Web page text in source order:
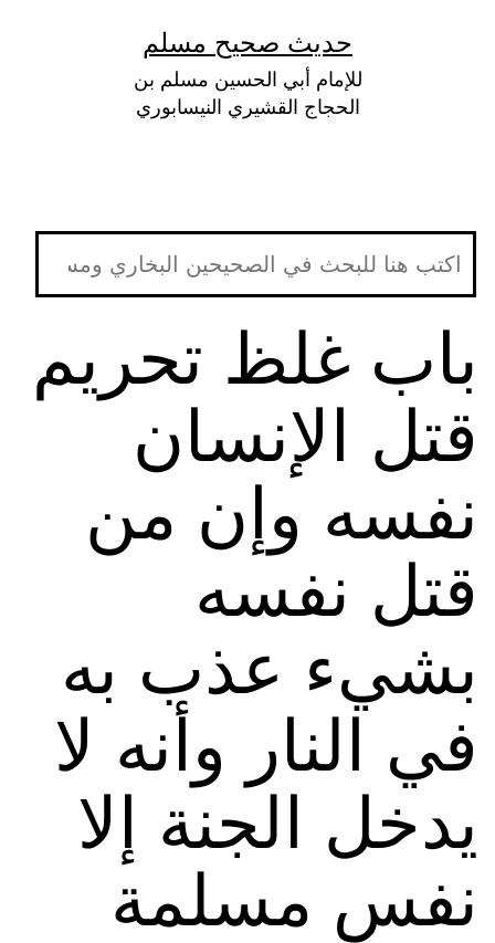
حديث صحيح مسلم
للإمام أبي الحسين مسلم بن
الحجاج القشيري النيسابوري
باب غلظ تحريم
قتل الإنسان
نفسه وإن من
قتل نفسه
بشيء عذب به
في النار وأنه لا
يدخل الجنة إلا
نفس مسلمة